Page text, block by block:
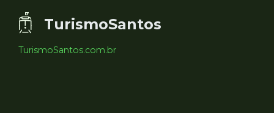
TurismoSantos
TurismoSantos.com.br